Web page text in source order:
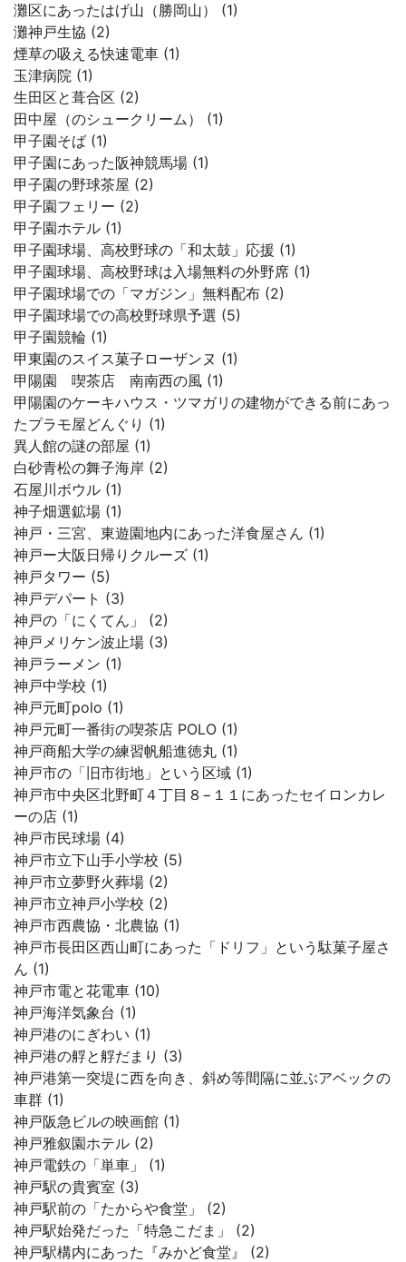
灘区にあったはげ山（勝岡山） (1)
灘神戸生協 (2)
煙草の吸える快速電車 (1)
玉津病院 (1)
生田区と葺合区 (2)
田中屋（のシュークリーム） (1)
甲子園そば (1)
甲子園にあった阪神競馬場 (1)
甲子園の野球茶屋 (2)
甲子園フェリー (2)
甲子園ホテル (1)
甲子園球場、高校野球の「和太鼓」応援 (1)
甲子園球場、高校野球は入場無料の外野席 (1)
甲子園球場での「マガジン」無料配布 (2)
甲子園球場での高校野球県予選 (5)
甲子園競輪 (1)
甲東園のスイス菓子ローザンヌ (1)
甲陽園 喫茶店 南南西の風 (1)
甲陽園のケーキハウス・ツマガリの建物ができる前にあっ
たプラモ屋どんぐり (1)
異人館の謎の部屋 (1)
白砂青松の舞子海岸 (2)
石屋川ボウル (1)
神子畑選鉱場 (1)
神戸・三宮、東遊園地内にあった洋食屋さん (1)
神戸ー大阪日帰りクルーズ (1)
神戸タワー (5)
神戸デパート (3)
神戸の「にくてん」 (2)
神戸メリケン波止場 (3)
神戸ラーメン (1)
神戸中学校 (1)
神戸元町polo (1)
神戸元町一番街の喫茶店 POLO (1)
神戸商船大学の練習帆船進徳丸 (1)
神戸市の「旧市街地」という区域 (1)
神戸市中央区北野町４丁目８−１１にあったセイロンカレ
ーの店 (1)
神戸市民球場 (4)
神戸市立下山手小学校 (5)
神戸市立夢野火葬場 (2)
神戸市立神戸小学校 (2)
神戸市西農協・北農協 (1)
神戸市長田区西山町にあった「ドリフ」という駄菓子屋さ
ん (1)
神戸市電と花電車 (10)
神戸海洋気象台 (1)
神戸港のにぎわい (1)
神戸港の艀と艀だまり (3)
神戸港第一突堤に西を向き、斜め等間隔に並ぶアベックの
車群 (1)
神戸阪急ビルの映画館 (1)
神戸雅叙園ホテル (2)
神戸電鉄の「単車」 (1)
神戸駅の貴賓室 (3)
神戸駅前の「たからや食堂」 (2)
神戸駅始発だった「特急こだま」 (2)
神戸駅構内にあった『みかど食堂』 (2)